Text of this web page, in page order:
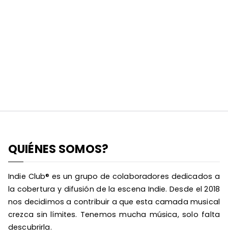
QUIÉNES SOMOS?
Indie Club® es un grupo de colaboradores dedicados a
la cobertura y difusión de la escena Indie. Desde el 2018
nos decidimos a contribuir a que esta camada musical
crezca sin límites. Tenemos mucha música, solo falta
descubrirla.